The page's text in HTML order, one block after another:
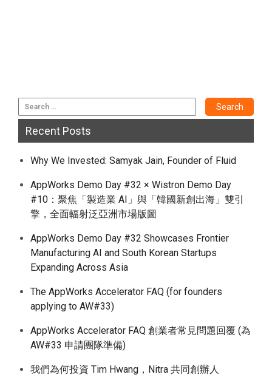
Recent Posts
Why We Invested: Samyak Jain, Founder of Fluid
AppWorks Demo Day #32 × Wistron Demo Day
#10：聚焦「製造業 AI」與「韓國新創出海」雙引
擎，全面輻射泛亞洲市場版圖
AppWorks Demo Day #32 Showcases Frontier
Manufacturing AI and South Korean Startups
Expanding Across Asia
The AppWorks Accelerator FAQ (for founders
applying to AW#33)
AppWorks Accelerator FAQ 創業者常見問題回覆 (為
AW#33 申請團隊準備)
我們為何投資 Tim Hwang，Nitra 共同創辦人